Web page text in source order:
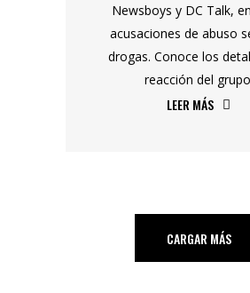
Newsboys y DC Talk,
acusaciones de abuso
drogas. Conoce los
reacción del
LEER MÁS
CARGAR MÁS